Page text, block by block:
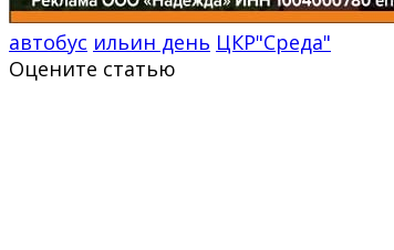
автобус ильин день ЦКР"Среда"
Оцените статью